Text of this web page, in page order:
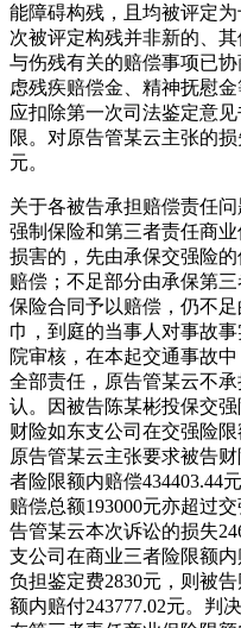
能障碍构残，且均被评定
次被评定构残并非新的、
与伤残有关的赔偿事项已
虑残疾赔偿金、精神抚慰
应扣除第一次司法鉴定意
限。对原告管某云主张的
元。
关于各被告承担赔偿责任
强制保险和第三者责任商
损害的，先由承保交强险
赔偿；不足部分由承保第
保险合同予以赔偿，仍不
巾，到庭的当事人对事故
院审核，在本起交通事故
全部责任，原告管某云不
认。因被告陈某彬投保交
财险如东支公司在交强险
原告管某云主张要求被告
者险限额内赔偿434403.44
赔偿总额193000元亦超过
告管某云本次诉讼的损失
支公司在商业三者险限额
负担鉴定费2830元，则被
额内赔付243777.02元。判